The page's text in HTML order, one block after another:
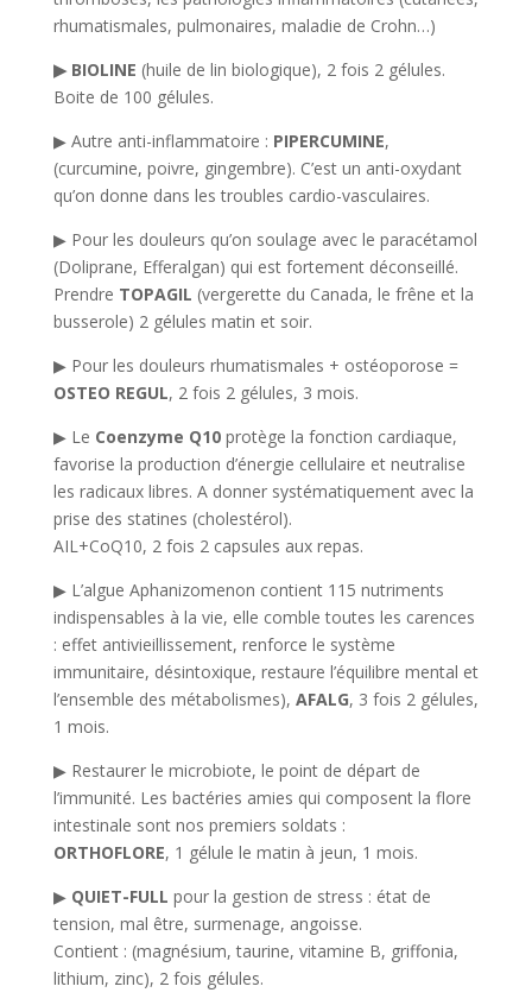
rhumatismales, pulmonaires, maladie de Crohn…)
▶ BIOLINE (huile de lin biologique), 2 fois 2 gélules.
Boite de 100 gélules.
▶ Autre anti-inflammatoire : PIPERCUMINE,
(curcumine, poivre, gingembre). C’est un anti-oxydant
qu’on donne dans les troubles cardio-vasculaires.
▶ Pour les douleurs qu’on soulage avec le paracétamol
(Doliprane, Efferalgan) qui est fortement déconseillé.
Prendre TOPAGIL (vergerette du Canada, le frêne et la
busserole) 2 gélules matin et soir.
▶ Pour les douleurs rhumatismales + ostéoporose =
OSTEO REGUL, 2 fois 2 gélules, 3 mois.
▶ Le Coenzyme Q10protège la fonction cardiaque,
favorise la production d’énergie cellulaire et neutralise
les radicaux libres. A donner systématiquement avec la
prise des statines (cholestérol).
AIL+CoQ10, 2 fois 2 capsules aux repas.
▶ L’algue Aphanizomenon contient 115 nutriments
indispensables à la vie, elle comble toutes les carences
: effet antivieillissement, renforce le système
immunitaire, désintoxique, restaure l’équilibre mental et
l’ensemble des métabolismes), AFALG, 3 fois 2 gélules,
1 mois.
▶ Restaurer le microbiote, le point de départ de
l’immunité. Les bactéries amies qui composent la flore
intestinale sont nos premiers soldats :
ORTHOFLORE, 1 gélule le matin à jeun, 1 mois.
▶ QUIET-FULL pour la gestion de stress : état de
tension, mal être, surmenage, angoisse.
Contient : (magnésium, taurine, vitamine B, griffonia,
lithium, zinc), 2 fois gélules.